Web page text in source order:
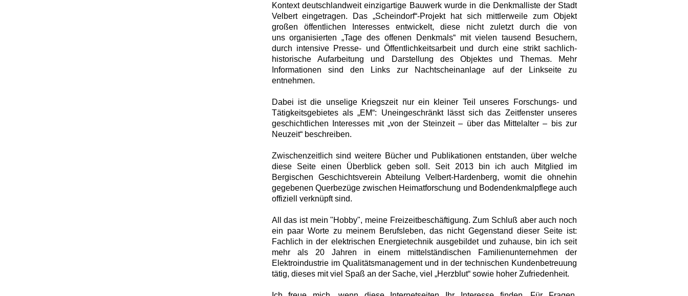
Kontext deutschlandweit einzigartige Bauwerk wurde in die Denkmalliste der Stadt
Velbert eingetragen. Das „Scheindorf“-Projekt hat sich mittlerweile zum Objekt
großen öffentlichen Interesses entwickelt, diese nicht zuletzt durch die von
uns organisierten „Tage des offenen Denkmals“ mit vielen tausend Besuchern,
durch intensive Presse- und Öffentlichkeitsarbeit und durch eine strikt sachlich-
historische Aufarbeitung und Darstellung des Objektes und Themas. Mehr
Informationen sind den Links zur Nachtscheinanlage auf der Linkseite zu
entnehmen.
Dabei ist die unselige Kriegszeit nur ein kleiner Teil unseres Forschungs- und
Tätigkeitsgebietes als „EM“: Uneingeschränkt lässt sich das Zeitfenster unseres
geschichtlichen Interesses mit „von der Steinzeit – über das Mittelalter – bis zur
Neuzeit“ beschreiben.
Zwischenzeitlich sind weitere Bücher und Publikationen entstanden, über welche
diese Seite einen Überblick geben soll. Seit 2013 bin ich auch Mitglied im
Bergischen Geschichtsverein Abteilung Velbert-Hardenberg, womit die ohnehin
gegebenen Querbezüge zwischen Heimatforschung und Bodendenkmalpflege auch
offiziell verknüpft sind.
All das ist mein "Hobby", meine Freizeitbeschäftigung. Zum Schluß aber auch noch
ein paar Worte zu meinem Berufsleben, das nicht Gegenstand dieser Seite ist:
Fachlich in der elektrischen Energietechnik ausgebildet und zuhause, bin ich seit
mehr als 20 Jahren in einem mittelständischen Familienunternehmen der
Elektroindustrie im Qualitätsmanagement und in der technischen Kundenbetreuung
tätig, dieses mit viel Spaß an der Sache, viel „Herzblut“ sowie hoher Zufriedenheit.